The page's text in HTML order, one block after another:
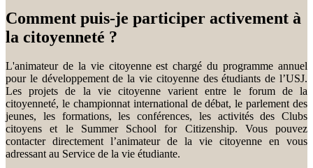
Comment puis-je participer activement à
la citoyenneté ?
L'animateur de la vie citoyenne est chargé du programme annuel
pour le développement de la vie citoyenne des étudiants de l’USJ.
Les projets de la vie citoyenne varient entre le forum de la
citoyenneté, le championnat international de débat, le parlement des
jeunes, les formations, les conférences, les activités des Clubs
citoyens et le Summer School for Citizenship. Vous pouvez
contacter directement l’animateur de la vie citoyenne en vous
adressant au Service de la vie étudiante.